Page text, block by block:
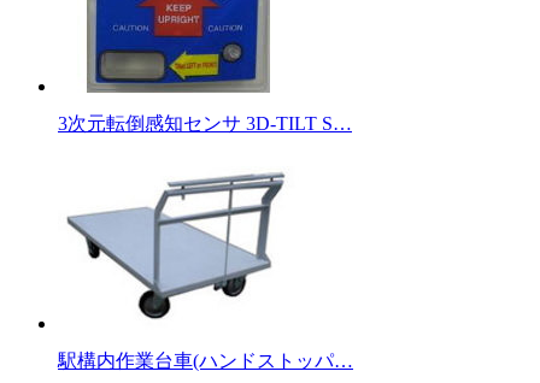
3次元転倒感知センサ 3D-TILT S…
駅構内作業台車(ハンドストッパ…